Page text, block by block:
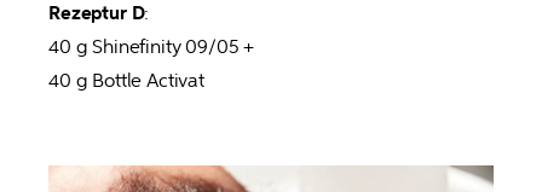
Rezeptur D:
40 g Shinefinity 09/05 +
40 g Bottle Activat